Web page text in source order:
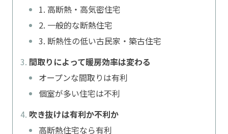
1. 高断熱・高気密住宅
2. 一般的な断熱住宅
3. 断熱性の低い古民家・築古住宅
間取りによって暖房効率は変わる
オープンな間取りは有利
個室が多い住宅は不利
吹き抜けは有利か不利か
高断熱住宅なら有利